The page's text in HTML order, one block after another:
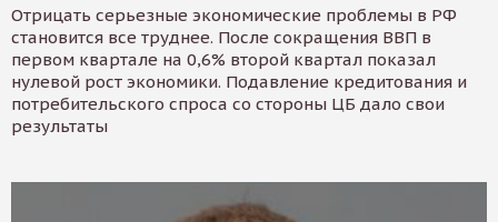
Отрицать серьезные экономические проблемы в РФ
становится все труднее. После сокращения ВВП в
первом квартале на 0,6% второй квартал показал
нулевой рост экономики. Подавление кредитования и
потребительского спроса со стороны ЦБ дало свои
результаты